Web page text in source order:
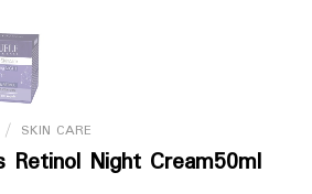
/ SKIN CARE
Retinol Night Cream50ml